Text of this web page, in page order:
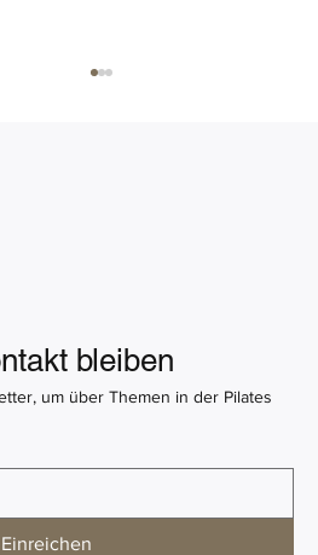
in Münster: Postnatales
der Geburt
bleiben
um über Themen in der Pilates
Einreichen